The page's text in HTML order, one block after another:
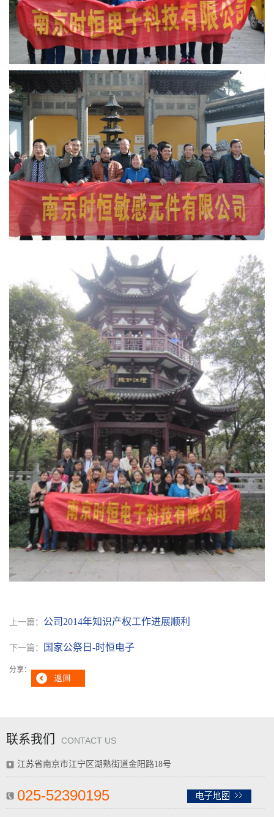
上一篇： 公司2014年知识产权工作进展顺利
下一篇： 国家公祭日-时恒电子
分享：
联系我们 CONTACT US
江苏省南京市江宁区湖熟街道金阳路18号
025-52390195